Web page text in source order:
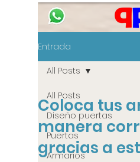
Entrada
All Posts
Diseño puertas
Puertas
Armarios
All Posts
Coloca tus
manera
gracias a